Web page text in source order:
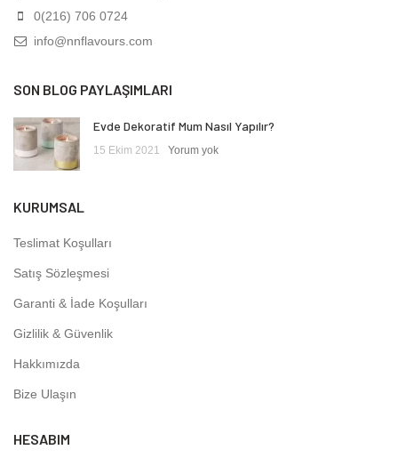
0(216) 706 0724
info@nnflavours.com
SON BLOG PAYLAŞIMLARI
Evde Dekoratif Mum Nasıl Yapılır?
15 Ekim 2021 Yorum yok
KURUMSAL
Teslimat Koşulları
Satış Sözleşmesi
Garanti & İade Koşulları
Gizlilik & Güvenlik
Hakkımızda
Bize Ulaşın
HESABIM